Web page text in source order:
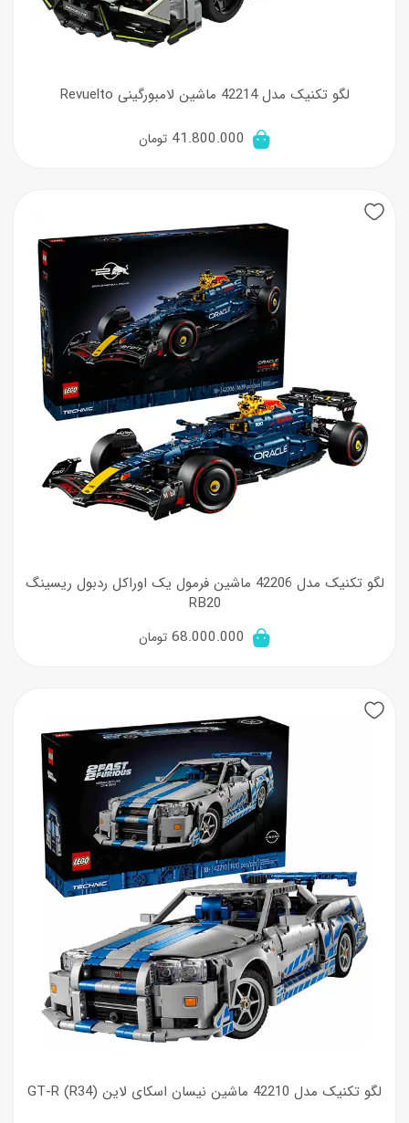
لگو تکنیک مدل 42214 ماشین لامبورگینی Revuelto
41.800.000 تومان
لگو تکنیک مدل 42206 ماشین فرمول یک اوراکل ردبول ریسینگ
RB20
68.000.000 تومان
لگو تکنیک مدل 42210 ماشین نیسان اسکای لاین GT-R (R34)